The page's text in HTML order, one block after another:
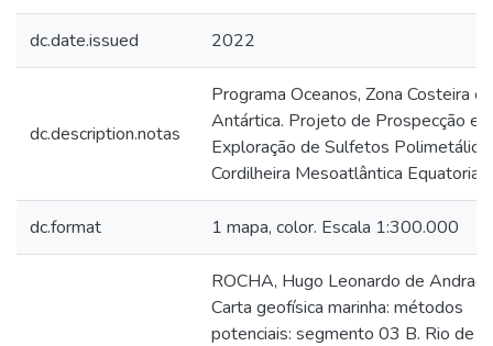
dc.date.issued 2022
dc.description.notas
Programa Oceanos, Zona Costeira e
Antártica. Projeto de Prospecção e
Exploração de Sulfetos
Cordilheira Mesoatlântica Equatorial.
dc.format 1 mapa, color. Escala 1:300.000
ROCHA, Hugo Leonardo de
Carta geofísica marinha: métodos
potenciais: segmento 03 B. Rio de